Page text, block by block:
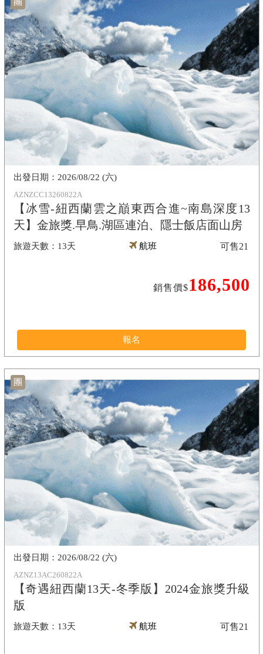
AZNZCC13260822A
【冰雪-紐西蘭雲之巔東西合進~南島深度13
天】金旅獎.早鳥.湖區連泊、隱士飯店面山房
13天
2026/08/22 (六)
航班
銷售價$186,500
可售21
報名
團
AZNZ13AC260822A
【奇遇紐西蘭13天-冬季版】2024金旅獎升級
版
13天
2026/08/22 (六)
航班 可售21